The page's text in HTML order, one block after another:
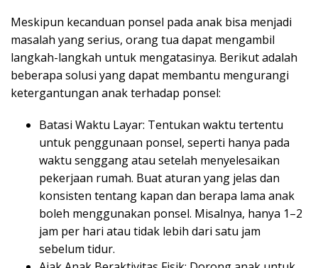
Meskipun kecanduan ponsel pada anak bisa menjadi
masalah yang serius, orang tua dapat mengambil
langkah-langkah untuk mengatasinya. Berikut adalah
beberapa solusi yang dapat membantu mengurangi
ketergantungan anak terhadap ponsel:
Batasi Waktu Layar: Tentukan waktu tertentu
untuk penggunaan ponsel, seperti hanya pada
waktu senggang atau setelah menyelesaikan
pekerjaan rumah. Buat aturan yang jelas dan
konsisten tentang kapan dan berapa lama anak
boleh menggunakan ponsel. Misalnya, hanya 1–2
jam per hari atau tidak lebih dari satu jam
sebelum tidur.